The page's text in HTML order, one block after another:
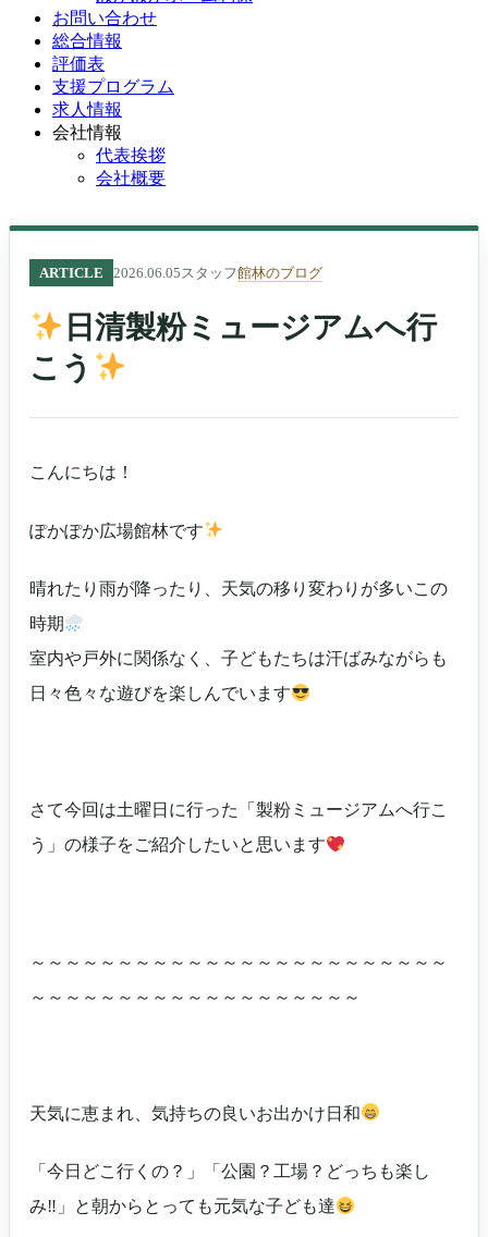
お問い合わせ
総合情報
評価表
支援プログラム
求人情報
会社情報
代表挨拶
会社概要
ARTICLE 2026.06.05スタッフ館林のブログ
日清製粉ミュージアムへ行
こう
こんにちは！
ぽかぽか広場館林です
晴れたり雨が降ったり、天気の移り変わりが多いこの
時期
室内や戸外に関係なく、子どもたちは汗ばみながらも
日々色々な遊びを楽しんでいます
さて今回は土曜日に行った「製粉ミュージアムへ行こ
う」の様子をご紹介したいと思います
～～～～～～～～～～～～～～～～～～～～～～～～
～～～～～～～～～～～～～～～～～～～
天気に恵まれ、気持ちの良いお出かけ日和
「今日どこ行くの？」「公園？工場？どっちも楽し
み‼」と朝からとっても元気な子ども達